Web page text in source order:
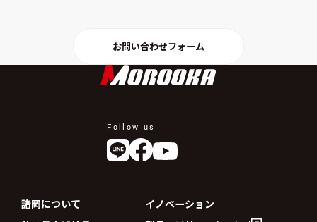
お問い合わせフォーム
Follow us
諸岡について
イノベーション